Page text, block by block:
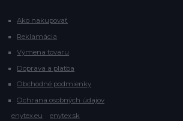
Ako nakupovať
Reklamácia
Výmena tovaru
Doprava a platba
Obchodné podmienky
Ochrana osobných údajov
enytex.eu
enytex.sk